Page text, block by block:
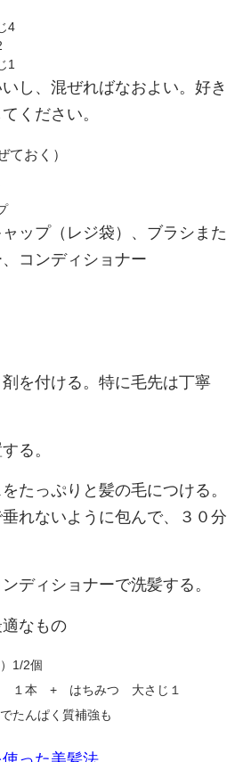
4
1
し、混ぜればなおよい。好き
ください。
ておく）
ップ（レジ袋）、ブラシまた
コンディショナー
を付ける。特に毛先は丁寧
る。
たっぷりと髪の毛につける。
れないように包んで、３０分
ディショナーで洗髪する。
なもの
1/2個
１本 + はちみつ 大さじ１
たんぱく質補強も